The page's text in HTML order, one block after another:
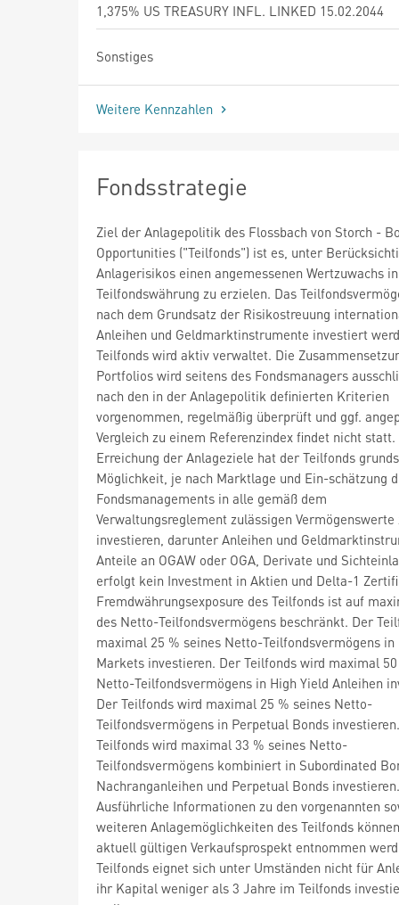
1,375% US TREASURY INFL. LINKED 15.02.2044
Sonstiges
Weitere Kennzahlen
Fondsstrategie
Ziel der Anlagepolitik des Flossbach von Storch -
Opportunities ("Teilfonds") ist es, unter
Anlagerisikos einen angemessenen Wertzuwachs
Teilfondswährung zu erzielen. Das
nach dem Grundsatz der Risikostreuung
Anleihen und Geldmarktinstrumente investiert
Teilfonds wird aktiv verwaltet. Die
Portfolios wird seitens des Fondsmanagers
nach den in der Anlagepolitik definierten Kriterien
vorgenommen, regelmäßig überprüft und ggf.
Vergleich zu einem Referenzindex findet nicht statt.
Erreichung der Anlageziele hat der Teilfonds
Möglichkeit, je nach Marktlage und Ein-schätzung
Fondsmanagements in alle gemäß dem
Verwaltungsreglement zulässigen Vermögenswerte
investieren, darunter Anleihen und
Anteile an OGAW oder OGA, Derivate und
erfolgt kein Investment in Aktien und Delta-1
Fremdwährungsexposure des Teilfonds ist auf
des Netto-Teilfondsvermögens beschränkt. Der
maximal 25 % seines Netto-Teilfondsvermögens in
Markets investieren. Der Teilfonds wird maximal
Netto-Teilfondsvermögens in High Yield Anleihen
Der Teilfonds wird maximal 25 % seines Netto-
Teilfondsvermögens in Perpetual Bonds
Teilfonds wird maximal 33 % seines Netto-
Teilfondsvermögens kombiniert in Subordinated
Nachranganleihen und Perpetual Bonds investieren.
Ausführliche Informationen zu den vorgenannten
weiteren Anlagemöglichkeiten des Teilfonds
aktuell gültigen Verkaufsprospekt entnommen
Teilfonds eignet sich unter Umständen nicht für
ihr Kapital weniger als 3 Jahre im Teilfonds